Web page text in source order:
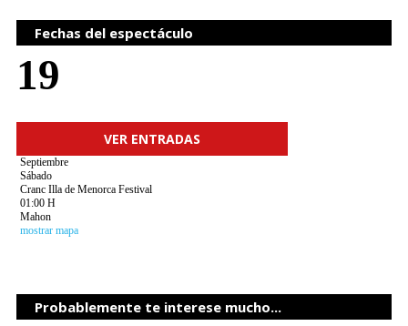
Fechas del espectáculo
19
VER ENTRADAS
Septiembre
Sábado
Cranc Illa de Menorca Festival
01:00 H
Mahon
mostrar mapa
Probablemente te interese mucho...